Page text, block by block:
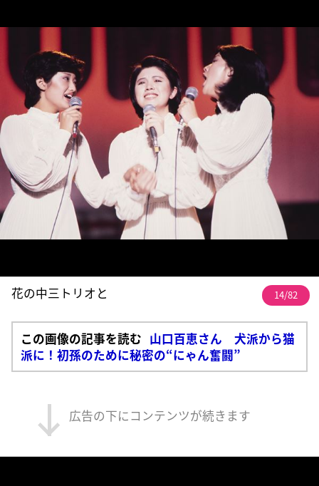
花の中三トリオと 14/82
この画像の記事を読む 山口百恵さん 犬派から猫
派に！初孫のために秘密の“にゃん奮闘”
広告の下にコンテンツが続きます